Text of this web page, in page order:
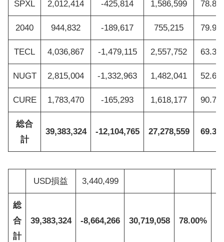
SPXL 2,012,414 -425,814 1,586,599
2040 944,832 -189,617 755,215
TECL 4,036,867 -1,479,115 2,557,752
NUGT 2,815,004 -1,332,963 1,482,041
CURE 1,783,470 -165,293 1,618,177
総合
計
39,383,324 -12,104,765 27,278,559
USD損益 3,440,499
総
合
計
39,383,324 -8,664,266 30,719,058 78.00%